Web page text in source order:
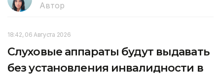
Автор
18:42, 06 Августа 2026
Слуховые аппараты будут выдавать
без установления инвалидности в